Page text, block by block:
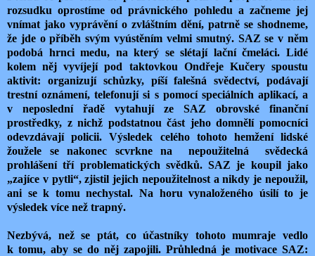
rozsudku oprostíme od právnického pohledu a začneme jej
vnímat jako vyprávění o zvláštním dění, patrně se shodneme,
že jde o příběh svým vyústěním velmi smutný. SAZ se v něm
podobá hrnci medu, na který se slétají lační čmeláci. Lidé
kolem něj vyvíjejí pod taktovkou Ondřeje Kučery spoustu
aktivit: organizují schůzky, píší falešná svědectví, podávají
trestní oznámení, telefonují si s pomocí speciálních aplikací, a
v neposlední řadě vytahují ze SAZ obrovské finanční
prostředky, z nichž podstatnou část jeho domnělí pomocníci
odevzdávají policii. Výsledek celého tohoto hemžení lidské
žoužele se nakonec scvrkne na
nepoužitelná
svědecká
prohlášení tří problematických svědků. SAZ je koupil jako
„zajíce v pytli“, zjistil jejich nepoužitelnost a nikdy je nepoužil,
ani se k tomu nechystal. Na horu vynaloženého úsilí to je
výsledek více než trapný.
Nezbývá, než se ptát, co účastníky tohoto mumraje vedlo
k tomu, aby se do něj zapojili. Průhledná je motivace SAZ: